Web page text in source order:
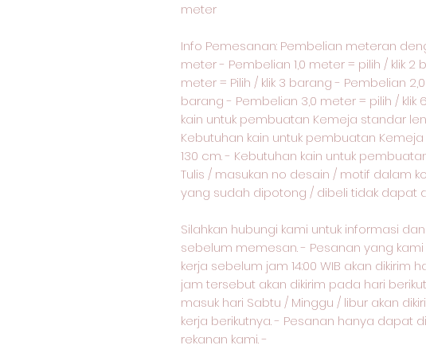
meter
Info Pemesanan: Pembelian meteran
meter - Pembelian 1,0 meter = pilih / klik 2
meter = Pilih / klik 3 barang - Pembelian
barang - Pembelian 3,0 meter = pilih / klik
kain untuk pembuatan Kemeja standar
Kebutuhan kain untuk pembuatan
130 cm. - Kebutuhan kain untuk
Tulis / masukan no desain / motif dalam
yang sudah dipotong / dibeli tidak dapat
Silahkan hubungi kami untuk informasi
sebelum memesan. - Pesanan yang
kerja sebelum jam 14:00 WIB akan dikirim
jam tersebut akan dikirim pada hari
masuk hari Sabtu / Minggu / libur akan
kerja berikutnya. - Pesanan hanya dapat
rekanan kami. -